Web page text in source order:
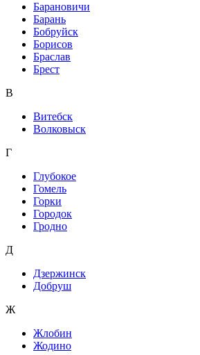
Барановичи
Барань
Бобруйск
Борисов
Браслав
Брест
В
Витебск
Волковыск
Г
Глубокое
Гомель
Горки
Городок
Гродно
Д
Дзержинск
Добруш
Ж
Жлобин
Жодино